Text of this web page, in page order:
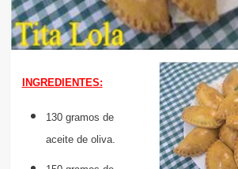
INGREDIENTES:
130 gramos de
aceite de oliva.